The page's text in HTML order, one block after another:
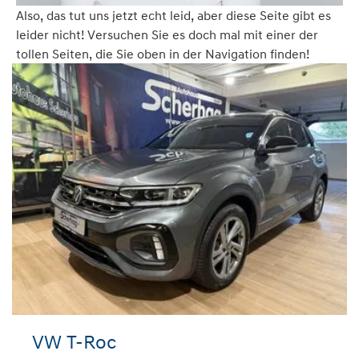
Also, das tut uns jetzt echt leid, aber diese Seite gibt es
leider nicht! Versuchen Sie es doch mal mit einer der
tollen Seiten, die Sie oben in der Navigation finden!
VW T-Roc